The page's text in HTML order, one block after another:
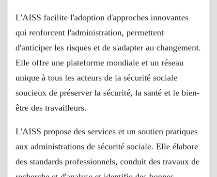
L'AISS facilite l'adoption d'approches innovantes
qui renforcent l'administration, permettent
d'anticiper les risques et de s'adapter au changement.
Elle offre une plateforme mondiale et un réseau
unique à tous les acteurs de la sécurité sociale
soucieux de préserver la sécurité, la santé et le bien-
être des travailleurs.
L'AISS propose des services et un soutien pratiques
aux administrations de sécurité sociale. Elle élabore
des standards professionnels, conduit des travaux de